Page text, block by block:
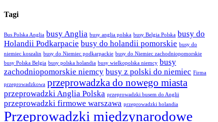
Tagi
Bus Polska Anglia busy Anglia busy anglia polska busy Belgia Polska busy do
Holandii Podkarpacie busy do holandii pomorskie busy do
niemiec koszalin busy do Niemiec podkarpackie busy do Niemiec zachodniopomorskie
busy Polska Belgia busy polska holandia busy wielkopolska niemcy busy
zachodniopomorskie niemcy busy z polski do niemiec Firma
przeprowadzkowa przeprowadzka do nowego miasta
przeprowadzki Anglia Polska przeprowadzki busem do Anglii
przeprowadzki firmowe warszawa przeprowadzki holandia
Przeprowadzki międzynarodowe